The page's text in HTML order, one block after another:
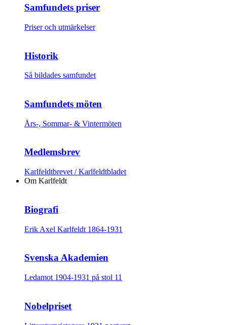
Samfundets priser
Priser och utmärkelser
Historik
Så bildades samfundet
Samfundets möten
Års-, Sommar- & Vintermöten
Medlemsbrev
Karlfeldtbrevet / Karlfeldtbladet
Om Karlfeldt
Biografi
Erik Axel Karlfeldt 1864-1931
Svenska Akademien
Ledamot 1904-1931 på stol 11
Nobelpriset